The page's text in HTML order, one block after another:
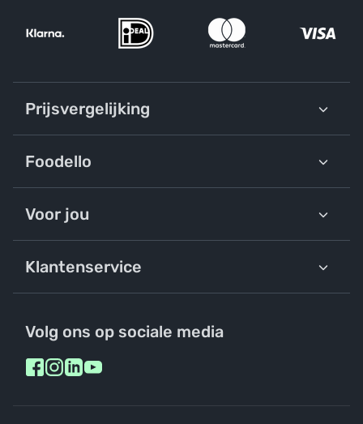
Prijsvergelijking
Foodello
Voor jou
Klantenservice
Volg ons op sociale media